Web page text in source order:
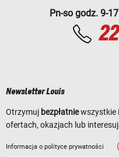
Pn-so godz. 9-
Newsletter Louis
Otrzymuj bezpłatniewszystkie
ofertach, okazjach lub
Informacja o polityce prywatności